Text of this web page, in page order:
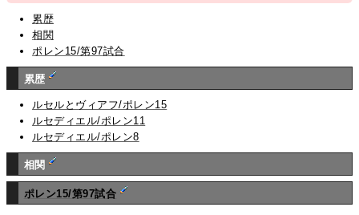
累歴
相関
ポレン15/第97試合
累歴
ルセルとヴィアフ/ポレン15
ルセディエル/ポレン11
ルセディエル/ポレン8
相関
ポレン15/第97試合